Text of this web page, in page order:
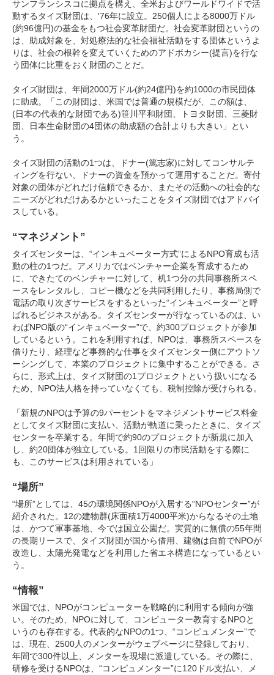
サンフランシスコに拠点を構え、全米およびワールドワイドで活
動するタイズ財団は、'76年に設立。250個人による8000万ドル
(約96億円)の基金をもつ社会変革財団だ。社会変革財団というの
は、助成対象を、対処療法的な社会福祉活動をする団体というよ
りは、社会の根幹を変えていくためのアドボカシー(提言)を行な
う団体に比重をおく財団のことだ。
タイズ財団は、年間2000万ドル(約24億円)を約1000の市民団体
に助成。「この財団は、米国では普通の規模だが、この額は、
(日本の代表的な財団である)笹川平和財団、トヨタ財団、三菱財
団、日本生命財団の4団体の助成額の合計よりも大きい」とい
う。
タイズ財団の活動の1つは、ドナー(篤志家)に対してコンサルテ
ィングを行ない、ドナーの資金を預かって運用することだ。寄付
対象の団体がどれだけ信頼できるか、またその活動への社会的な
ニーズがどれだけあるかといったことをタイズ財団ではアドバイ
スしている。
“マネジメント”
タイズセンターは、“インキュベーター方式”によるNPO育成も活
動の柱の1つだ。アメリカではベンチャー企業を育成するため
に、できたてのベンチャーに対して、机1つ分の共同事務所スペ
ースをレンタルし、コピー機などを共同利用したり、事務局側で
電話の取り次ぎサービスをするといった“インキュベーター”と呼
ばれるビジネスがある。タイズセンターが行なっているのは、い
わばNPO版の“インキュベーター”で、約300プロジェクトが参加
しているという。これを利用すれば、NPOは、事務所スペースを
借りたり、経理など事務的な仕事をタイズセンター側にアウトソ
ーシングして、本業のプロジェクトに集中することができる。さ
らに、形式上は、タイズ財団の1プロジェクトという扱いになる
ため、NPO法人格を持っていなくても、税制控除が受けられる。
「新規のNPOは予算の9パーセントをマネジメントサービス料金
としてタイズ財団に支払い、活動が軌道に乗ったときに、タイズ
センターを卒業する。年間で約90のプロジェクトが新規に加入
し、約20団体が独立している。1回限りの市民活動をする際に
も、このサービスは利用されている」
“場所”
“場所”としては、45の環境関係NPOが入居する“NPOセンター”が
紹介された。12の建物群(床面積1万4000平米)からなるその土地
は、かつて軍事基地、今では国立公園だ。実質的に無償の55年間
の長期リースで、タイズ財団が国から借用、建物は自前でNPOが
改造し、太陽光発電などを利用した省エネ構造になっているとい
う。
“情報”
米国では、NPOがコンピューターを戦略的に利用する傾向が強
い。そのため、NPOに対して、コンピューター教育するNPOと
いうのも存在する。代表的なNPOの1つ、“コンピュメンター”で
は、現在、2500人のメンターがウェブページに登録しており、
年間で300件以上、メンターを現場に派遣している。その際に、
研修を受けるNPOは、“コンピュメンター”に120ドル支払い、メ